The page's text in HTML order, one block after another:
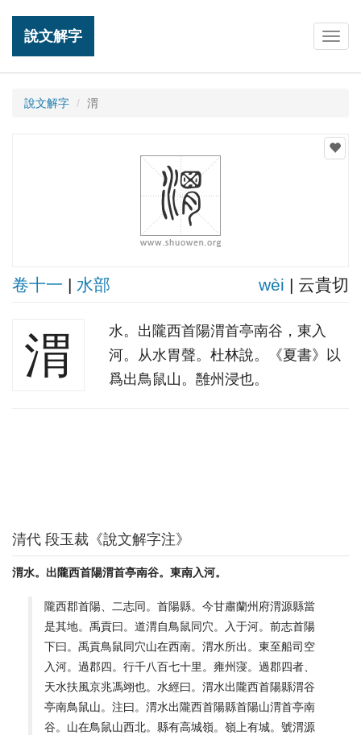
說文解字
說文解字 渭
卷十一 | 水部 wèi | 云貴切
渭
水。出隴西首陽渭首亭南谷，東入
河。从水胃聲。杜林說。《夏書》以
爲出鳥鼠山。雝州浸也。
清代 段玉裁《說文解字注》
渭水。出隴西首陽渭首亭南谷。東南入河。
隴西郡首陽、二志同。首陽縣。今甘肅蘭州府渭源縣當
是其地。禹貢曰。道渭自鳥鼠同穴。入于河。前志首陽
下曰。禹貢鳥鼠同穴山在西南。渭水所出。東至船司空
入河。過郡四。行千八百七十里。雍州寖。過郡四者、
天水扶風京兆馮翊也。水經曰。渭水出隴西首陽縣渭谷
亭南鳥鼠山。注曰。渭水出隴西首陽縣首陽山渭首亭南
谷。山在鳥鼠山西北。縣有高城嶺。嶺上有城。號渭源